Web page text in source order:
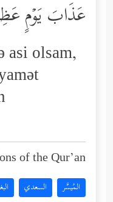
عَذَابَ یَوۡمٍ
olsam,
of the Qur’an:
المُيسَّر السعدي